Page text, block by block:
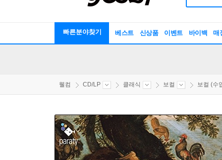
빠른분야찾기 베스트 신상품 이벤트 바이백 매
웰컴 CD/LP 클래식 보컬 보컬 (수